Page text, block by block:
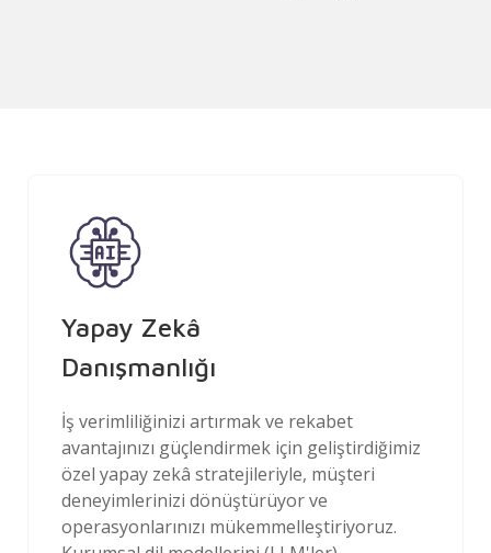
Yapay Zekâ
Danışmanlığı
İş verimliliğinizi artırmak ve rekabet
avantajınızı güçlendirmek için geliştirdiğimiz
özel yapay zekâ stratejileriyle, müşteri
deneyimlerinizi dönüştürüyor ve
operasyonlarınızı mükemmelleştiriyoruz.